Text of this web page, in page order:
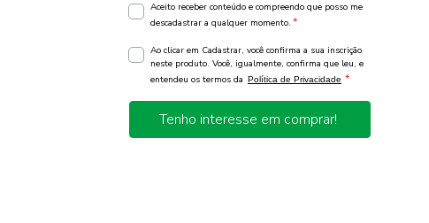
Aceito receber conteúdo e compreendo que posso me
descadastrar a qualquer momento. *
Ao clicar em Cadastrar, você confirma a sua inscrição
neste produto. Você, igualmente, confirma que leu, e
entendeu os termos da Política de Privacidade *
Tenho interesse em comprar!